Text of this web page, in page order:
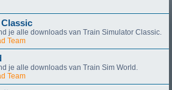
je alle downloads van Train Simulator Classic.
Team
je alle downloads van Train Sim World.
Team